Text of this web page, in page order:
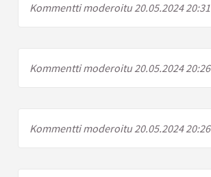
Kommentti moderoitu 20.05.2024 20:31
Kommentti moderoitu 20.05.2024 20:26
Kommentti moderoitu 20.05.2024 20:26